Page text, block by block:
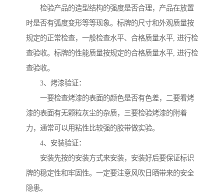
检验产品的造型结构的强度是否合理，产品在放置
时是否有弧度变形等等现象。标牌的尺寸和外观质量按
规定的正常检查，一般检查水平、合格质量水平, 进行检
查验收。标牌的性能质量按规定的合格质量水平, 进行检
查验收。
3、烤漆验证：
一要检查烤漆的表面的颜色是否有色差，二要看烤
漆的表面有无颗粒灰尘的杂质，三要检验烤漆的附着
力，通常可以用粘性比较强的胶带做实验。
4、安装验证：
安装先按的安装方式来安装，安装好后要保证标识
牌的稳定性和牢固性。一定要注意风吹日晒带来的安全
隐患。